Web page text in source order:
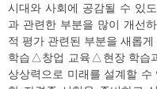
시대와 사회에 공감될 수 있
과 관련한 부분을 많이 개선
적 평가 관련된 부분을 새롭
학습△창업 교육△현장 학습
상상력으로 미래를 설계할